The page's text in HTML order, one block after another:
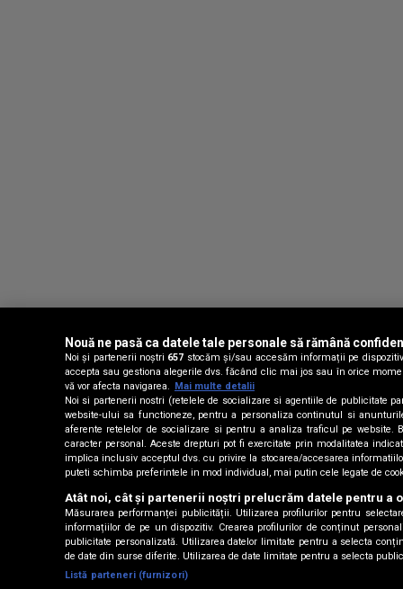
Nouă ne pasă ca datele tale personale să rămână
Noi și partenerii noștri 657 stocăm și/sau accesăm informații pe
accepta sau gestiona alegerile dvs. făcând clic mai jos sau în orice
vă vor afecta navigarea.
Mai multe detalii
Noi si partenerii nostri (retelele de socializare si agentiile de publicitate
website-ului sa functioneze, pentru a personaliza continutul si
aferente retelelor de socializare si pentru a analiza traficul pe website.
caracter personal. Aceste drepturi pot fi exercitate prin modalitatea
implica inclusiv acceptul dvs. cu privire la stocarea/accesarea informatiilor
puteti schimba preferintele in mod individual, mai putin cele legate de
Atât noi, cât și partenerii noștri prelucrăm datele pentru a
Măsurarea performanței publicității. Utilizarea profilurilor pentru
informațiilor de pe un dispozitiv. Crearea profilurilor de conținut
publicitate personalizată. Utilizarea datelor limitate pentru a selecta
de date din surse diferite. Utilizarea de date limitate pentru a selecta
Listă parteneri (furnizori)